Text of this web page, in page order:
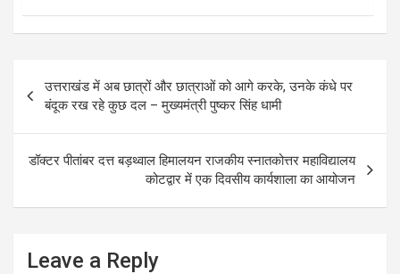
navigation
उत्तराखंड में अब छात्रों और छात्राओं को आगे करके, उनके कंधे पर
बंदूक रख रहे कुछ दल – मुख्यमंत्री पुष्कर सिंह धामी
डॉक्टर पीतांबर दत्त बड़थ्वाल हिमालयन राजकीय स्नातकोत्तर महाविद्यालय
कोटद्वार में एक दिवसीय कार्यशाला का आयोजन
Leave a Reply